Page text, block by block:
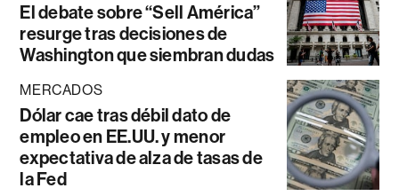
El debate sobre “Sell América”
resurge tras decisiones de
Washington que siembran dudas
MERCADOS
Dólar cae tras débil dato de
empleo en EE.UU. y menor
expectativa de alza de tasas de
la Fed